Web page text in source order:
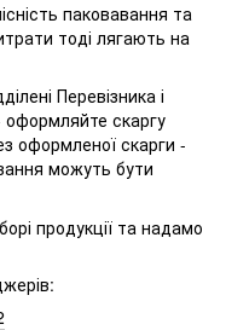
паковавання та
тоді лягають на
Перевізника і
скаргу
оформленої скарги -
можуть бути
продукції та надамо